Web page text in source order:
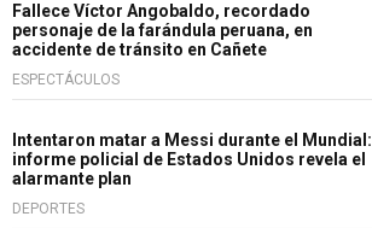
Fallece Víctor Angobaldo, recordado
personaje de la farándula peruana, en
accidente de tránsito en Cañete
ESPECTÁCULOS
Intentaron matar a Messi durante el Mundial:
informe policial de Estados Unidos revela el
alarmante plan
DEPORTES